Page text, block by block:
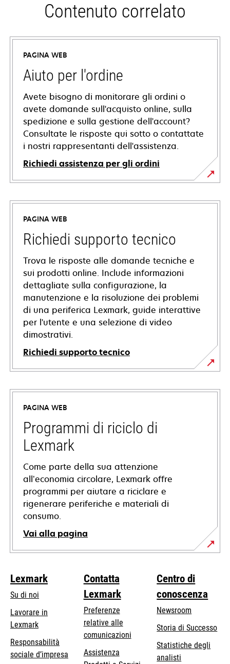
Contenuto correlato
PAGINA WEB
Aiuto per l'ordine
Avete bisogno di monitorare gli ordini o
avete domande sull'acquisto online, sulla
spedizione e sulla gestione dell'account?
Consultate le risposte qui sotto o contattate
i nostri rappresentanti dell'assistenza.
Richiedi assistenza per gli ordini
PAGINA WEB
Richiedi supporto tecnico
Trova le risposte alle domande tecniche e
sui prodotti online. Include informazioni
dettagliate sulla configurazione, la
manutenzione e la risoluzione dei problemi
di una periferica Lexmark, guide interattive
per l'utente e una selezione di video
dimostrativi.
Richiedi supporto tecnico
si
apre
una
nuova
scheda
PAGINA WEB
Programmi di riciclo di
Lexmark
Come parte della sua attenzione
all’economia circolare, Lexmark offre
programmi per aiutare a riciclare e
rigenerare periferiche e materiali di
consumo.
Vai alla pagina
Lexmark
Su di noi
Lavorare in
Lexmark
Responsabilità
sociale d’impresa
Contatta
Lexmark
Preferenze
relative alle
comunicazioni
Assistenza
Centro di
conoscenza
Newsroom
Storia di Successo
Statistiche degli
analisti